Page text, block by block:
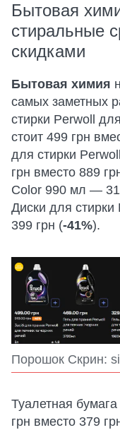
Бытовая
стиральные
скидками
Бытовая химия
самых заметных
стирки Perwoll
стоит 499 грн
для стирки
грн вместо 889
Color 990 мл —
Диски для
399 грн (-41%).
Порошок Скрин:
Туалетная
грн вместо 379